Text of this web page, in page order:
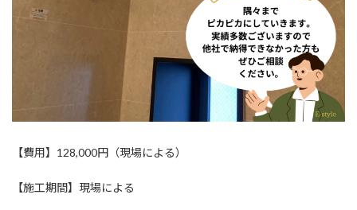
【費用】128,000円（現場による）
【施工期間】現場による